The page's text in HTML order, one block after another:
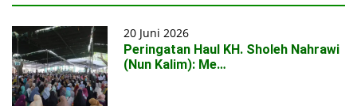
20 Juni 2026
Peringatan Haul KH. Sholeh Nahrawi
(Nun Kalim): Me…